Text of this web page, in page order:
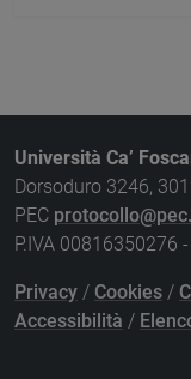
Università Ca’
Dorsoduro 3246,
PEC
P.IVA 00816350276
Privacy / Cookies /
Accessibilità /